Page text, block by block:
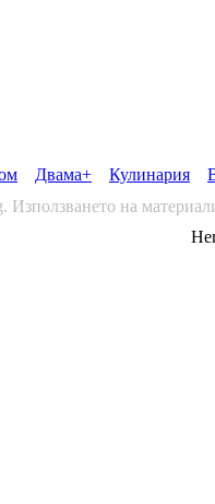
Двама+ Кулинария
Използването на